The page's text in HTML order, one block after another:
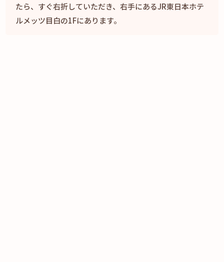
たら、すぐ右折していただき、右手にあるJR東日本ホテ
ルメッツ目白の1Fにあります。